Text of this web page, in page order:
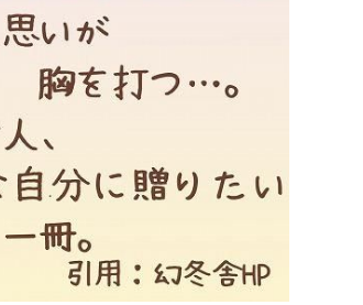
キーワード
【暮らしの知恵を身につけたい】